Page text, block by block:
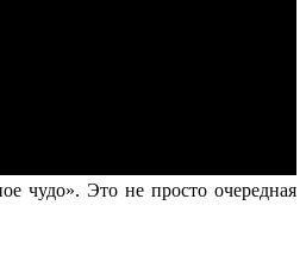
чудо». Это не просто очередная